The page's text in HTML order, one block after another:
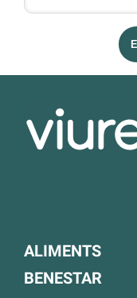
ALIMENTS
BENESTAR